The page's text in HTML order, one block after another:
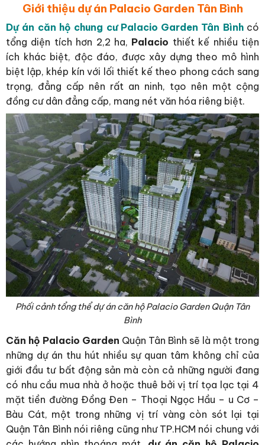
Giới thiệu dự án Palacio Garden Tân Bình
Dự án căn hộ chung cư Palacio Garden Tân Bình có
tổng diện tích hơn 2,2 ha, Palacio thiết kế nhiều tiện
ích khác biệt, độc đáo, được xây dựng theo mô hình
biệt lập, khép kín với lối thiết kế theo phong cách sang
trọng, đẳng cấp nên rất an ninh, tạo nên một cộng
đồng cư dân đẳng cấp, mang nét văn hóa riêng biệt.
Phối cảnh tổng thể dự án căn hộ Palacio Garden Quận Tân
Bình
Căn hộ Palacio Garden Quận Tân Bình sẽ là một trong
những dự án thu hút nhiều sự quan tâm không chỉ của
giới đầu tư bất động sản mà còn cả những người đang
có nhu cầu mua nhà ở hoặc thuê bởi vị trí tọa lạc tại 4
mặt tiền đường Đồng Đen – Thoại Ngọc Hầu – u Cơ –
Bàu Cát, một trong những vị trí vàng còn sót lại tại
Quận Tân Bình nói riêng cũng như TP.HCM nói chung với